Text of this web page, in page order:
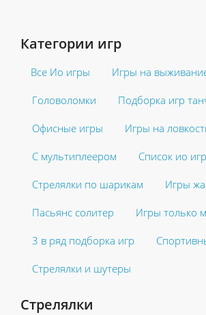
Категории игр
Все Ио игры Игры на
Головоломки Подборка игр
Офисные игры Игры на
С мультиплеером Список ио игр
Стрелялки по шарикам Игры
Пасьянс солитер Игры только
3 в ряд подборка игр
Стрелялки и шутеры
Стрелялки